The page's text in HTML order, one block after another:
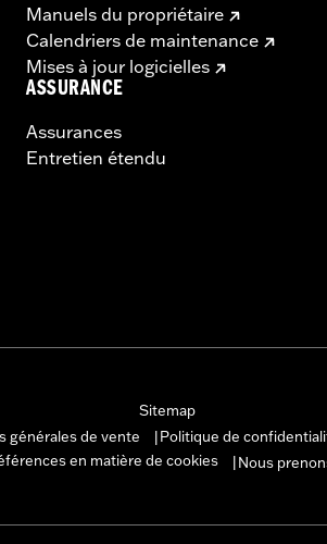
Manuels du propriétaire
Calendriers de maintenance
Mises à jour logicielles
ASSURANCE
Assurances
Entretien étendu
Sitemap
générales de vente Politique de
en matière de cookies
Nous